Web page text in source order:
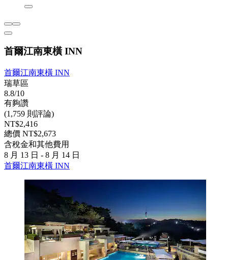
首爾江南東橫 INN
首爾江南東橫 INN
瑞草區
8.8/10
有夠讚
(1,759 則評論)
NT$2,416
總價 NT$2,673
含稅金和其他費用
8 月 13 日 - 8 月 14 日
首爾江南東橫 INN